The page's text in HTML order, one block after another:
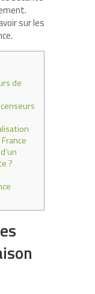
sur les
de
?